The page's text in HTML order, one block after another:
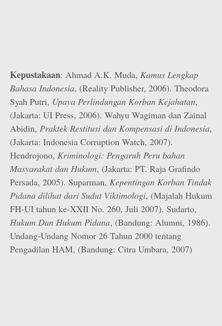
Kepustakaan: Ahmad A.K. Muda, Kamus Lengkap
Bahasa Indonesia, (Reality Publisher, 2006). Theodora
Syah Putri, Upaya Perlindungan Korban Kejahatan,
(Jakarta: UI Press, 2006). Wahyu Wagiman dan Zainal
Abidin, Praktek Restitusi dan Kompensasi di Indonesia,
(Jakarta: Indonesia Corruption Watch, 2007).
Hendrojono, Kriminologi: Pengaruh Peru bahan
Masyarakat dan Hukum, (Jakarta: PT. Raja Grafindo
Persada, 2005). Suparman, Kepentingan Korban Tindak
Pidana dilihat dari Sudut Viktimologi, (Majalah Hukum
FH-UI tahun ke-XXII No. 260, Juli 2007). Sudarto,
Hukum Dan Hukum Pidana, (Bandung: Alumni, 1986).
Undang-Undang Nomor 26 Tahun 2000 tentang
Pengadilan HAM, (Bandung: Citra Umbara, 2007)